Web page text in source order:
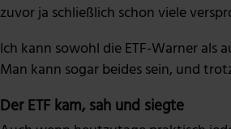
zuvor ja schließlich schon viele
Ich kann sowohl die ETF-Warner als
Man kann sogar beides sein, und
Der ETF kam, sah und siegte